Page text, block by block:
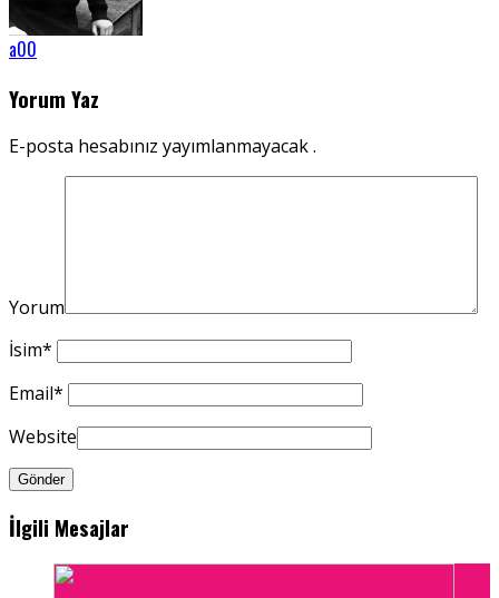
a00
Yorum Yaz
E-posta hesabınız yayımlanmayacak .
Yorum
İsim*
Email*
Website
İlgili Mesajlar